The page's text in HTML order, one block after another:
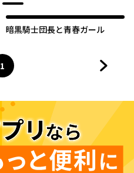
暗黒騎士団長と青春ガール
ページ
1
へ